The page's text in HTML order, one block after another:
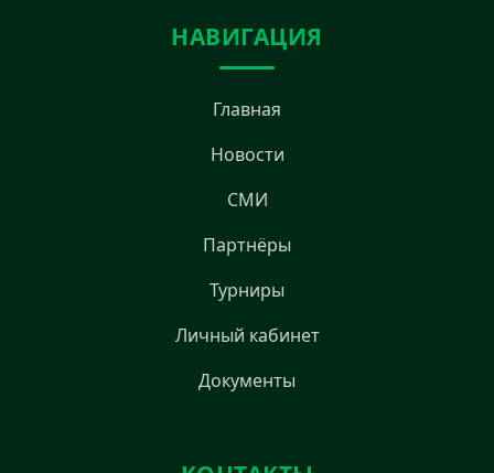
НАВИГАЦИЯ
Главная
Новости
СМИ
Партнёры
Турниры
Личный кабинет
Документы